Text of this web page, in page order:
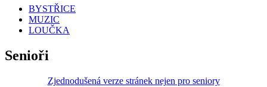
BYSTŘICE
MUZIC
LOUČKA
Senioři
Zjednodušená verze stránek nejen pro seniory